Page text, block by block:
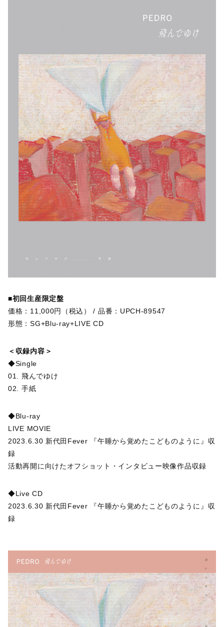
■初回生産限定盤
価格：11,000円（税込） / 品番：UPCH-89547
形態：SG+Blu-ray+LIVE CD
＜収録内容＞
◆Single
01. 飛んでゆけ
02. 手紙
◆Blu-ray
LIVE MOVIE
2023.6.30 新代田Fever 『午睡から覚めたこどものように』収
録
活動再開に向けたオフショット・インタビュー映像作品収録
◆Live CD
2023.6.30 新代田Fever 『午睡から覚めたこどものように』収
録